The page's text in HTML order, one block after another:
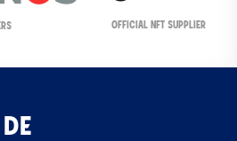
OFFICIAL NFT SUPPLIER